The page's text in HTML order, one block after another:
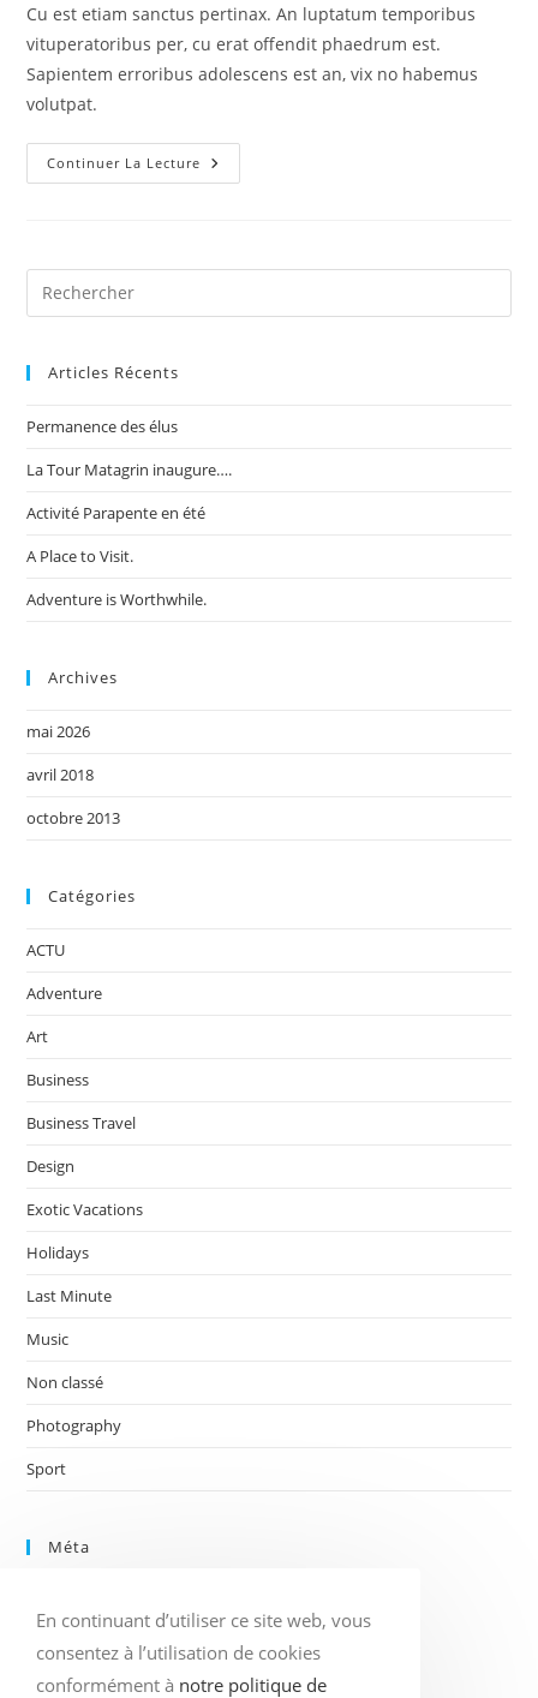
Cu est etiam sanctus pertinax. An luptatum temporibus
vituperatoribus per, cu erat offendit phaedrum est.
Sapientem erroribus adolescens est an, vix no habemus
volutpat.
Continuer La Lecture Take
Me
Articles Récents
Permanence des élus
La Tour Matagrin inaugure….
Activité Parapente en été
A Place to Visit.
Adventure is Worthwhile.
Archives
mai 2026
avril 2018
octobre 2013
Catégories
ACTU
Adventure
Art
Business
Business Travel
Design
Exotic Vacations
Holidays
Last Minute
Music
Non classé
Photography
Sport
Méta
Flux des publications
Flux des commentaires
Site de WordPress-FR
En continuant d’utiliser ce site web, vous
consentez à l’utilisation de cookies
conformément à notre politique de